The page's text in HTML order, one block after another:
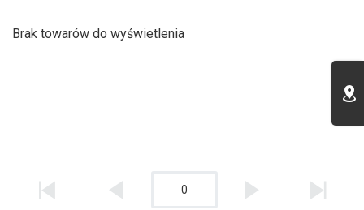
Brak towarów do wyświetlenia
0